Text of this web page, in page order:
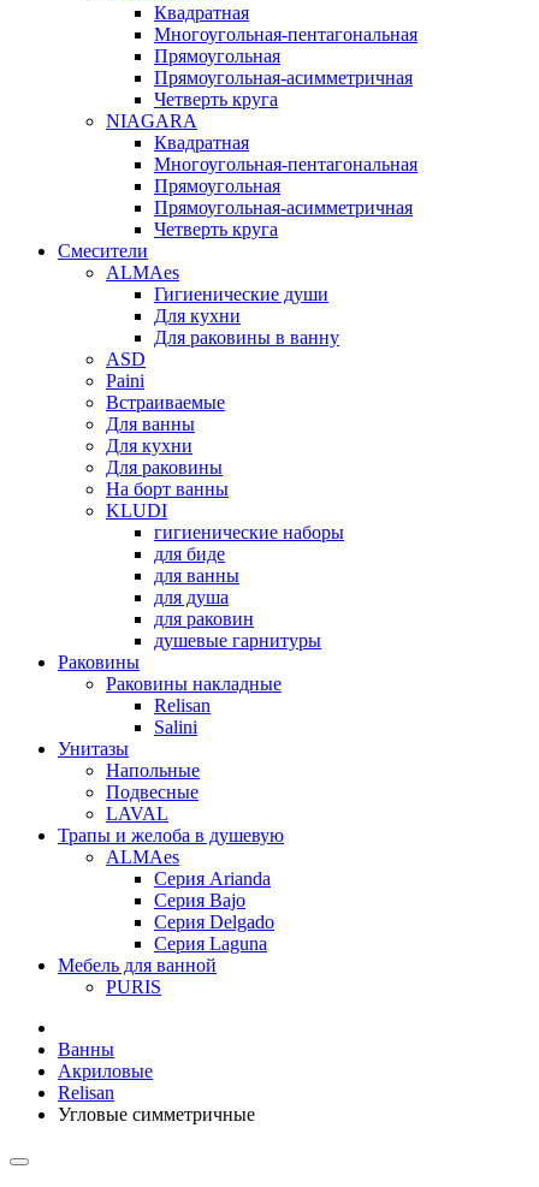
Квадратная
Многоугольная-пентагональная
Прямоугольная
Прямоугольная-асимметричная
Четверть круга
NIAGARA
Квадратная
Многоугольная-пентагональная
Прямоугольная
Прямоугольная-асимметричная
Четверть круга
Смесители
ALMAes
Гигиенические души
Для кухни
Для раковины в ванну
ASD
Paini
Встраиваемые
Для ванны
Для кухни
Для раковины
На борт ванны
KLUDI
гигиенические наборы
для биде
для ванны
для душа
для раковин
душевые гарнитуры
Раковины
Раковины накладные
Relisan
Salini
Унитазы
Напольные
Подвесные
LAVAL
Трапы и желоба в душевую
ALMAes
Серия Arianda
Серия Bajo
Серия Delgado
Серия Laguna
Мебель для ванной
PURIS
Ванны
Акриловые
Relisan
Угловые симметричные